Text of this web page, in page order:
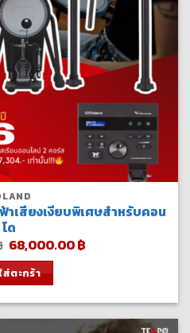
าเสียงเงียบพิเศษสำหรับคอน
โด
Original
price
was:
85,000.00 ฿.
68,000.00฿Current
ส่ตะกร้า